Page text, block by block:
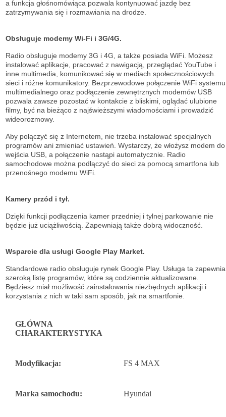
a funkcja głośnomówiąca pozwala kontynuować jazdę bez
zatrzymywania się i rozmawiania na drodze.
Obsługuje modemy Wi-Fi i 3G/4G.
Radio obsługuje modemy 3G i 4G, a także posiada WiFi. Możesz
instalować aplikacje, pracować z nawigacją, przeglądać YouTube i
inne multimedia, komunikować się w mediach społecznościowych.
sieci i różne komunikatory. Bezprzewodowe połączenie WiFi systemu
multimedialnego oraz podłączenie zewnętrznych modemów USB
pozwala zawsze pozostać w kontakcie z bliskimi, oglądać ulubione
filmy, być na bieżąco z najświeższymi wiadomościami i prowadzić
wideorozmowy.
Aby połączyć się z Internetem, nie trzeba instalować specjalnych
programów ani zmieniać ustawień. Wystarczy, że włożysz modem do
wejścia USB, a połączenie nastąpi automatycznie. Radio
samochodowe można podłączyć do sieci za pomocą smartfona lub
przenośnego modemu WiFi.
Kamery przód i tył.
Dzięki funkcji podłączenia kamer przedniej i tylnej parkowanie nie
będzie już uciążliwością. Zapewniają także dobrą widoczność.
Wsparcie dla usługi Google Play Market.
Standardowe radio obsługuje rynek Google Play. Usługa ta zapewnia
szeroką listę programów, które są codziennie aktualizowane.
Będziesz miał możliwość zainstalowania niezbędnych aplikacji i
korzystania z nich w taki sam sposób, jak na smartfonie.
GŁÓWNA
CHARAKTERYSTYKA
Modyfikacja: FS 4 MAX
Marka samochodu: Hyundai